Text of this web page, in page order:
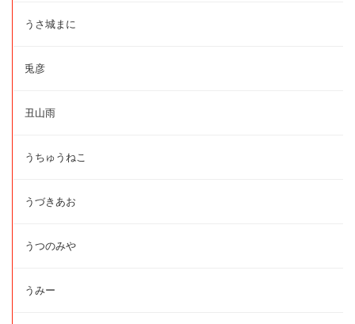
うさ城まに
兎彦
丑山雨
うちゅうねこ
うづきあお
うつのみや
うみー